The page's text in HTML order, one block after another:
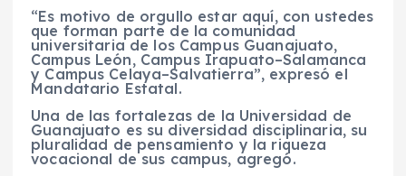
“Es motivo de orgullo estar aquí, con ustedes
que forman parte de la comunidad
universitaria de los Campus Guanajuato,
Campus León, Campus Irapuato–Salamanca
y Campus Celaya–Salvatierra”, expresó el
Mandatario Estatal.
Una de las fortalezas de la Universidad de
Guanajuato es su diversidad disciplinaria, su
pluralidad de pensamiento y la riqueza
vocacional de sus campus, agregó.